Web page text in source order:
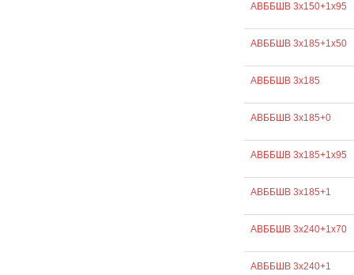
АВББШВ 3х150+1х95
АВББШВ 3х185+1х50
АВББШВ 3х185
АВББШВ 3х185+0
АВББШВ 3х185+1х95
АВББШВ 3х185+1
АВББШВ 3х240+1х70
АВББШВ 3х240+1